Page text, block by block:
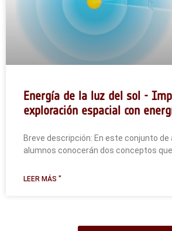
Energía de la luz del sol -
exploración espacial con
Breve descripción: En este conjunto
alumnos conocerán dos conceptos
LEER MÁS "